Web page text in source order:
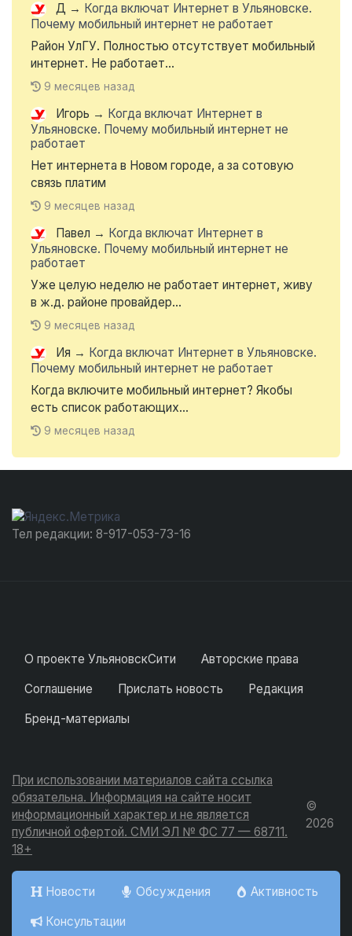
Д → Когда включат Интернет в Ульяновске.
Почему мобильный интернет не работает
Район УлГУ. Полностью отсутствует мобильный
интернет. Не работает...
9 месяцев назад
Игорь → Когда включат Интернет в
Ульяновске. Почему мобильный интернет не
работает
Нет интернета в Новом городе, а за сотовую
связь платим
9 месяцев назад
Павел → Когда включат Интернет в
Ульяновске. Почему мобильный интернет не
работает
Уже целую неделю не работает интернет, живу
в ж.д. районе провайдер...
9 месяцев назад
Ия → Когда включат Интернет в Ульяновске.
Почему мобильный интернет не работает
Когда включите мобильный интернет? Якобы
есть список работающих...
9 месяцев назад
Тел редакции: 8-917-053-73-16
О проекте УльяновскСити
Авторские права
Соглашение
Прислать новость
Редакция
Бренд-материалы
При использовании материалов сайта ссылка
обязательна. Информация на сайте носит
информационный характер и не является
публичной офертой. СМИ ЭЛ № ФС 77 — 68711.
18+
©
2026
Новости Обсуждения
Активность
Консультации